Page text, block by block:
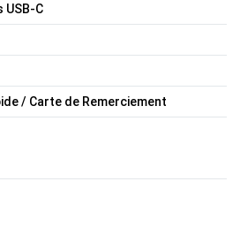
USB-C
/ Carte de Remerciement